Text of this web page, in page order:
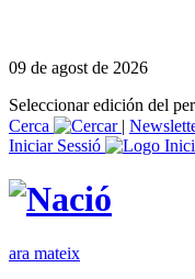
09 de agost de 2026
Seleccionar edición del
Cerca
|
Iniciar Sessió
ara mateix